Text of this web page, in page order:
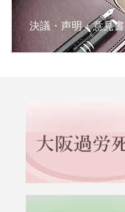
決議・声明・意見書